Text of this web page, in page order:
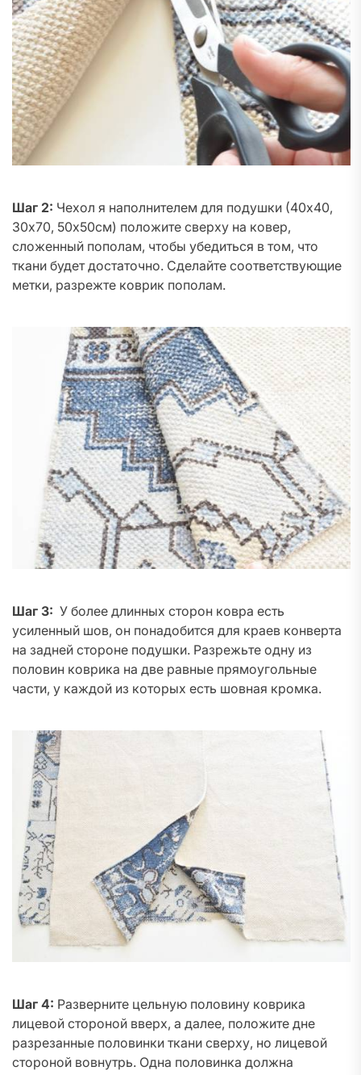
Шаг 2: Чехол я наполнителем для подушки (40х40,
30х70, 50х50см) положите сверху на ковер,
сложенный пополам, чтобы убедиться в том, что
ткани будет достаточно. Сделайте соответствующие
метки, разрежте коврик пополам.
Шаг 3: У более длинных сторон ковра есть
усиленный шов, он понадобится для краев конверта
на задней стороне подушки. Разрежьте одну из
половин коврика на две равные прямоугольные
части, у каждой из которых есть шовная кромка.
Шаг 4: Разверните цельную половину коврика
лицевой стороной вверх, а далее, положите дне
разрезанные половинки ткани сверху, но лицевой
стороной вовнутрь. Одна половинка должна